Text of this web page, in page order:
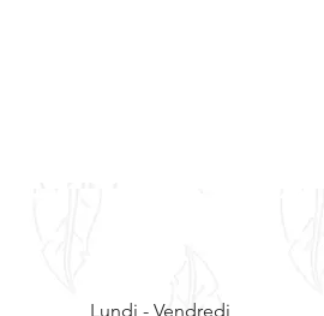
Lundi - Vendredi